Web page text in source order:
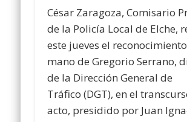
César Zaragoza, Comisario
de la Policía Local de Elche,
este jueves el
mano deGregorio Serrano,
de la Dirección General de
Tráfico(DGT), en el
acto, presidido por Juan